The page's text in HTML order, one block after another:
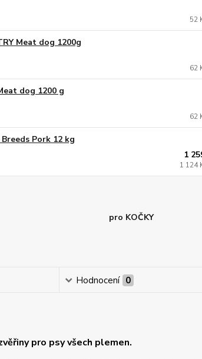
52
Meat dog 1200g
62
dog 1200 g
62
Pork 12 kg
1
1 124
pro KOČKY
Hodnocení 0
pro psy všech plemen.